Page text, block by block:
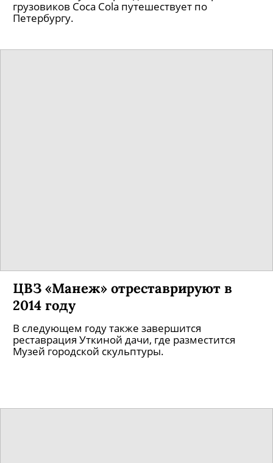
грузовиков Coca Cola путешествует по
Петербургу.
ЦВЗ «Манеж» отреставрируют в
2014 году
В следующем году также завершится
реставрация Уткиной дачи, где разместится
Музей городской скульптуры.